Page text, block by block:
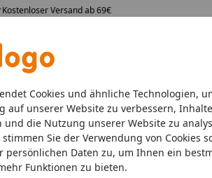
Cookies und ähnliche Technologien,
auf unserer Website zu verbessern,
und die Nutzung unserer Website zu
Sie der Verwendung von Cookies
persönlichen Daten zu, um Ihnen ein
Funktionen zu bieten.
Kostenloser Versand ab 69€
Angebote Neuheiten Sommerhits
Hundenäpfe & Co
NOBBY Anker "Floating" mit Seil 24,5